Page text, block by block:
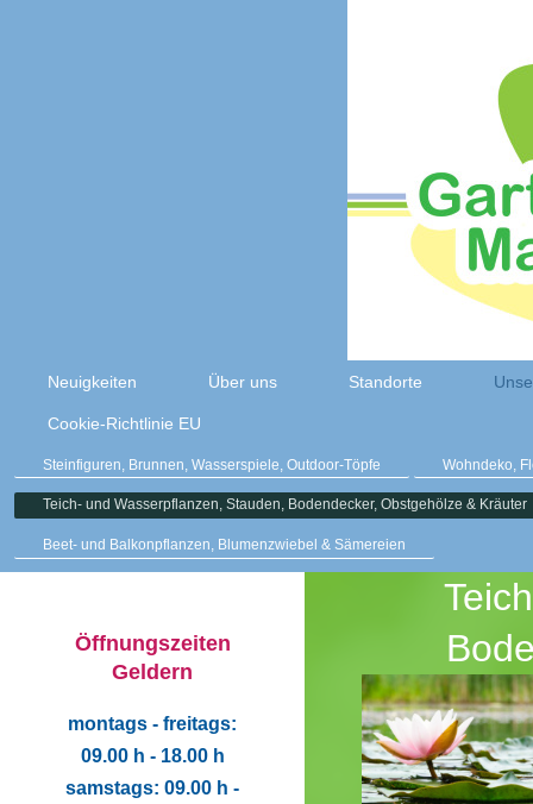
Neuigkeiten Über uns Standorte
Cookie-Richtlinie EU
Steinfiguren, Brunnen, Wasserspiele, Outdoor-Töpfe Wohndeko,
Teich- und Wasserpflanzen, Stauden, Bodendecker, Obstgehölze & Kräuter
Beet- und Balkonpflanzen, Blumenzwiebel & Sämereien
Öffnungszeiten
Geldern
montags - freitags:
09.00 h - 18.00 h
samstags: 09.00 h -